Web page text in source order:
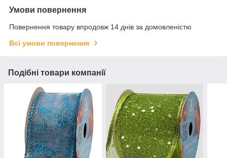
Умови повернення
Повернення товару впродовж 14 днів за домовленістю
Всі умови повернення
Подібні товари компанії